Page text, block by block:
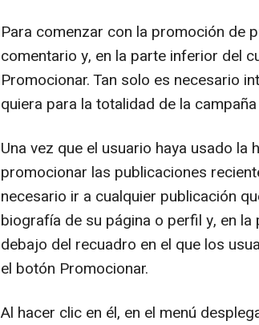
Para comenzar con la promoción de
comentario y, en la parte inferior del
Promocionar. Tan solo es necesario
quiera para la totalidad de la
Una vez que el usuario haya usado
promocionar las publicaciones
necesario ir a cualquier publicación
biografía de su página o perfil y, en
debajo del recuadro en el que los
el botón Promocionar.
Al hacer clic en él, en el menú